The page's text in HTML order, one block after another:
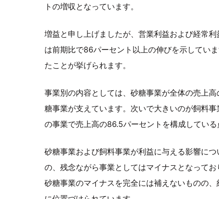
トの増収となっています。
増益と申し上げましたが、営業利益および経常
は前期比で86パーセント以上の伸びを示してい
たことが挙げられます。
事業別の内容としては、砂糖事業が全体の売上
糖事業が支えています。次いで大きいのが飼料
の事業で売上高の86.5パーセントを構成してい
砂糖事業および飼料事業が利益に与える影響に
の、残念ながら事業としてはマイナスとなって
砂糖事業のマイナスを完全には補えないものの